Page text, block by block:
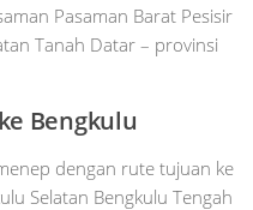
Pasaman Barat Pesisir
Tanah Datar – provinsi
Bengkulu
dengan rute tujuan ke
Selatan Bengkulu Tengah